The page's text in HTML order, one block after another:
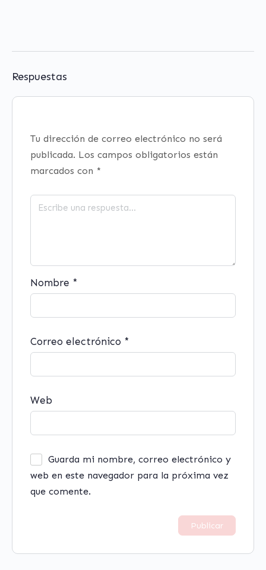
Respuestas
Tu dirección de correo electrónico no será
publicada. Los campos obligatorios están
marcados con *
Nombre *
Correo electrónico *
Web
Guarda mi nombre, correo electrónico y
web en este navegador para la próxima vez
que comente.